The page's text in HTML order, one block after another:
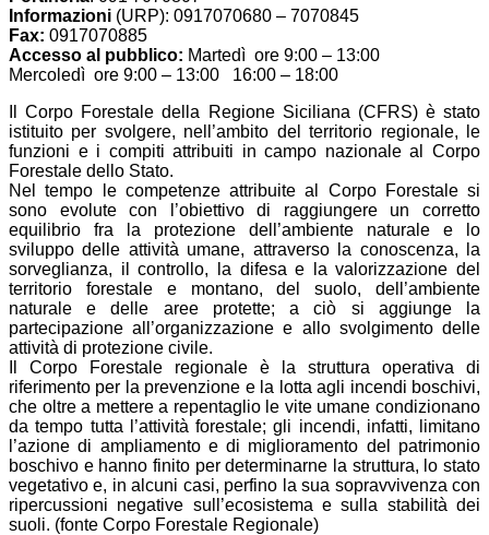
Informazioni (URP): 0917070680 – 7070845
Fax: 0917070885
Accesso al pubblico: Martedì ore 9:00 – 13:00
Mercoledì ore 9:00 – 13:00 16:00 – 18:00
Il Corpo Forestale della Regione Siciliana (CFRS) è stato
istituito per svolgere, nell’ambito del territorio regionale, le
funzioni e i compiti attribuiti in campo nazionale al Corpo
Forestale dello Stato.
Nel tempo le competenze attribuite al Corpo Forestale si
sono evolute con l’obiettivo di raggiungere un corretto
equilibrio fra la protezione dell’ambiente naturale e lo
sviluppo delle attività umane, attraverso la conoscenza, la
sorveglianza, il controllo, la difesa e la valorizzazione del
territorio forestale e montano, del suolo, dell’ambiente
naturale e delle aree protette; a ciò si aggiunge la
partecipazione all’organizzazione e allo svolgimento delle
attività di protezione civile.
Il Corpo Forestale regionale è la struttura operativa di
riferimento per la prevenzione e la lotta agli incendi boschivi,
che oltre a mettere a repentaglio le vite umane condizionano
da tempo tutta l’attività forestale; gli incendi, infatti, limitano
l’azione di ampliamento e di miglioramento del patrimonio
boschivo e hanno finito per determinarne la struttura, lo stato
vegetativo e, in alcuni casi, perfino la sua sopravvivenza con
ripercussioni negative sull’ecosistema e sulla stabilità dei
suoli. (fonte Corpo Forestale Regionale)